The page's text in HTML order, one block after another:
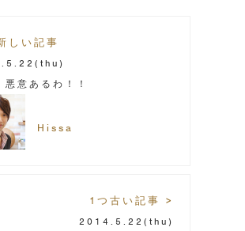
しい記事
(thu)
意あるわ！！
Hissa
1つ古い記事 >
2014.5.22 (thu)